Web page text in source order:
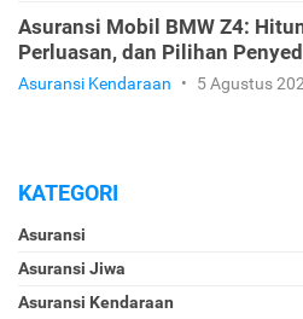
Asuransi Mobil BMW Z4:
Perluasan, dan Pilihan
Asuransi Kendaraan • 5 Agustus
KATEGORI
Asuransi
Asuransi Jiwa
Asuransi Kendaraan